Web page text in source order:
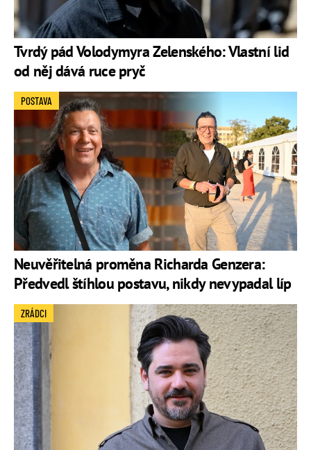
Tvrdý pád Volodymyra Zelenského: Vlastní lid
od něj dává ruce pryč
Neuvěřitelná proměna Richarda Genzera:
Předvedl štíhlou postavu, nikdy nevypadal líp
POSTAVA
ZRÁDCI